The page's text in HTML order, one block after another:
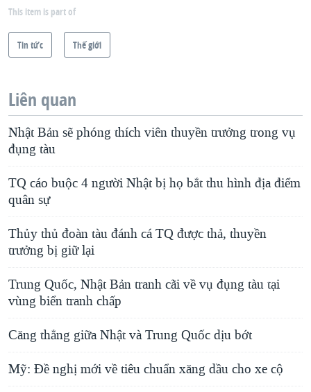
This item is part of
Tin tức Thế giới
Liên quan
Nhật Bản sẽ phóng thích viên thuyền trưởng trong vụ
đụng tàu
TQ cáo buộc 4 người Nhật bị họ bắt thu hình địa điểm
quân sự
Thủy thủ đoàn tàu đánh cá TQ được thả, thuyền
trưởng bị giữ lại
Trung Quốc, Nhật Bản tranh cãi về vụ đụng tàu tại
vùng biển tranh chấp
Căng thẳng giữa Nhật và Trung Quốc dịu bớt
Mỹ: Đề nghị mới về tiêu chuẩn xăng dầu cho xe cộ